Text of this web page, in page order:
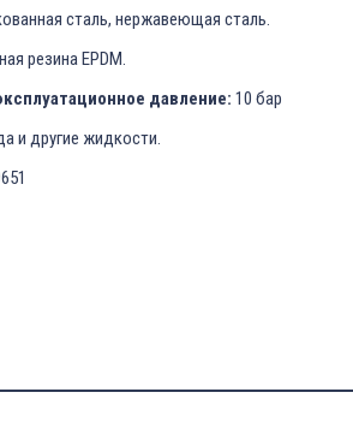
сталь, нержавеющая сталь.
резина EPDM.
давление: 10 бар
и другие жидкости.